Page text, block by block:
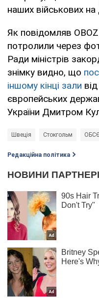
наших військових на
Як повідомляв
потролили через
Ради міністрів
знімку видно, що
іншому кінці зали
європейських
України Дмитром
Швеція Стокгольм
Редакційна політика